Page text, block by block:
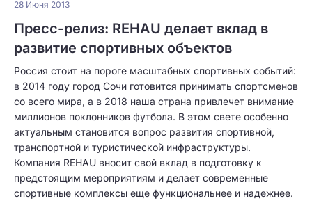
28 Июня 2013
Пресс-релиз: REHAU делает вклад в
развитие спортивных объектов
Россия стоит на пороге масштабных спортивных событий:
в 2014 году город Сочи готовится принимать спортсменов
со всего мира, а в 2018 наша страна привлечет внимание
миллионов поклонников футбола. В этом свете особенно
актуальным становится вопрос развития спортивной,
транспортной и туристической инфраструктуры.
Компания REHAU вносит свой вклад в подготовку к
предстоящим мероприятиям и делает современные
спортивные комплексы еще функциональнее и надежнее.